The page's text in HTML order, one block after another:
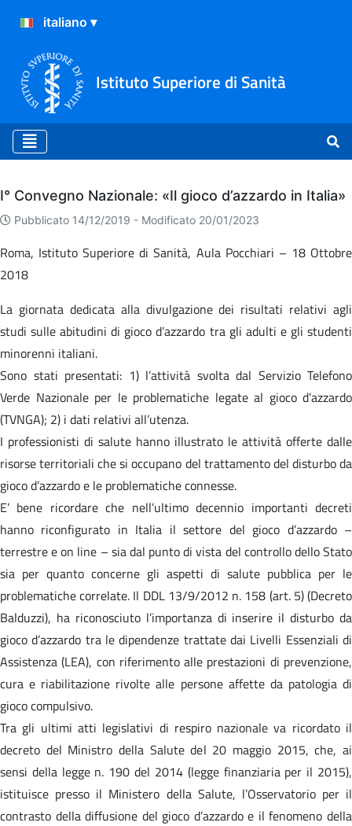
Istituto Superiore di Sanità
Archivio
I° Convegno Nazionale: «Il gioco d’azzardo in Italia»
Pubblicato 14/12/2019 - Modificato 20/01/2023
Roma, Istituto Superiore di Sanità, Aula Pocchiari – 18 Ottobre
2018
La giornata dedicata alla divulgazione dei risultati relativi agli
studi sulle abitudini di gioco d’azzardo tra gli adulti e gli studenti
minorenni italiani.
Sono stati presentati: 1) l’attività svolta dal Servizio Telefono
Verde Nazionale per le problematiche legate al gioco d’azzardo
(TVNGA); 2) i dati relativi all’utenza.
I professionisti di salute hanno illustrato le attività offerte dalle
risorse territoriali che si occupano del trattamento del disturbo da
gioco d’azzardo e le problematiche connesse.
E’ bene ricordare che nell’ultimo decennio importanti decreti
hanno riconfigurato in Italia il settore del gioco d’azzardo –
terrestre e on line – sia dal punto di vista del controllo dello Stato
sia per quanto concerne gli aspetti di salute pubblica per le
problematiche correlate. Il DDL 13/9/2012 n. 158 (art. 5) (Decreto
Balduzzi), ha riconosciuto l’importanza di inserire il disturbo da
gioco d’azzardo tra le dipendenze trattate dai Livelli Essenziali di
Assistenza (LEA), con riferimento alle prestazioni di prevenzione,
cura e riabilitazione rivolte alle persone affette da patologia di
gioco compulsivo.
Tra gli ultimi atti legislativi di respiro nazionale va ricordato il
decreto del Ministro della Salute del 20 maggio 2015, che, ai
sensi della legge n. 190 del 2014 (legge finanziaria per il 2015),
istituisce presso il Ministero della Salute, l’Osservatorio per il
contrasto della diffusione del gioco d’azzardo e il fenomeno della